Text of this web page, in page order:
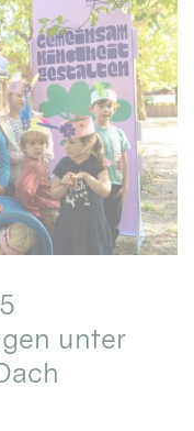
unter